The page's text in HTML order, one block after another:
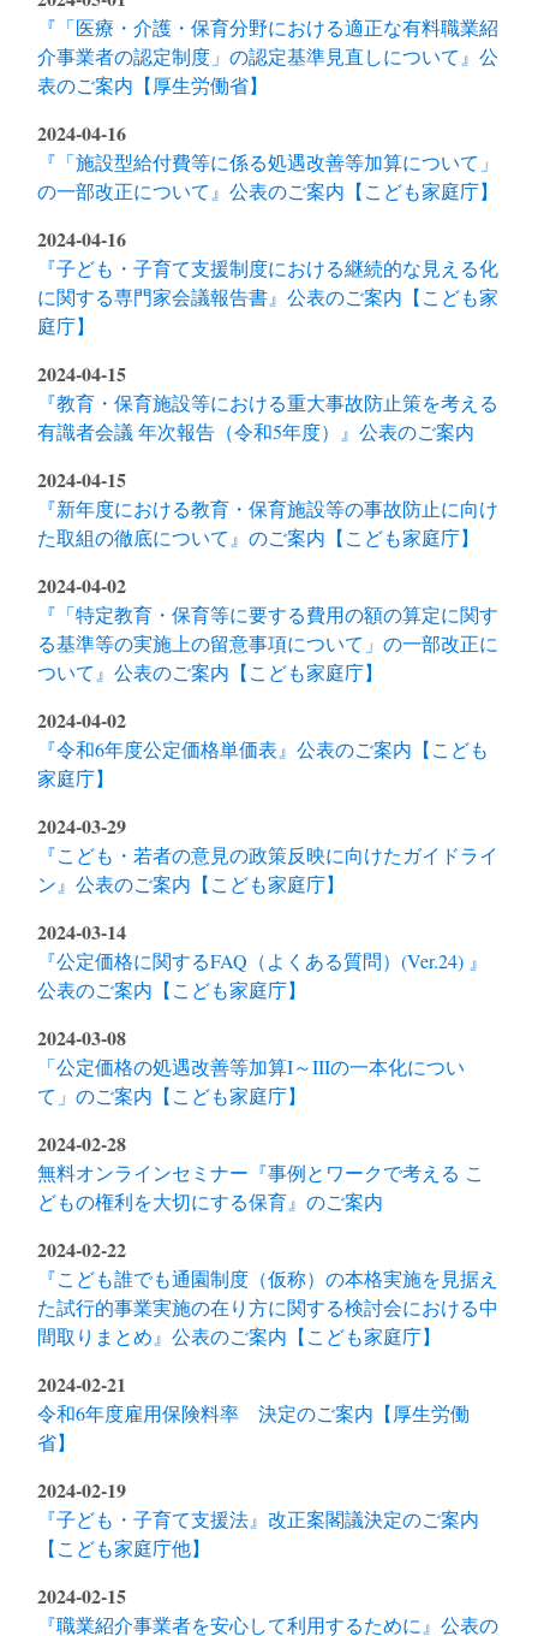
『「医療・介護・保育分野における適正な有料職業紹
介事業者の認定制度」の認定基準見直しについて』公
表のご案内【厚生労働省】
2024-04-16
『「施設型給付費等に係る処遇改善等加算について」
の一部改正について』公表のご案内【こども家庭庁】
2024-04-16
『子ども・子育て支援制度における継続的な見える化
に関する専門家会議報告書』公表のご案内【こども家
庭庁】
2024-04-15
『教育・保育施設等における重大事故防止策を考える
有識者会議 年次報告（令和5年度）』公表のご案内
2024-04-15
『新年度における教育・保育施設等の事故防止に向け
た取組の徹底について』のご案内【こども家庭庁】
2024-04-02
『「特定教育・保育等に要する費用の額の算定に関す
る基準等の実施上の留意事項について」の一部改正に
ついて』公表のご案内【こども家庭庁】
2024-04-02
『令和6年度公定価格単価表』公表のご案内【こども
家庭庁】
2024-03-29
『こども・若者の意見の政策反映に向けたガイドライ
ン』公表のご案内【こども家庭庁】
2024-03-14
『公定価格に関するFAQ（よくある質問）(Ver.24) 』
公表のご案内【こども家庭庁】
2024-03-08
「公定価格の処遇改善等加算I～IIIの一本化につい
て」のご案内【こども家庭庁】
2024-02-28
無料オンラインセミナー『事例とワークで考える こ
どもの権利を大切にする保育』のご案内
2024-02-22
『こども誰でも通園制度（仮称）の本格実施を見据え
た試行的事業実施の在り方に関する検討会における中
間取りまとめ』公表のご案内【こども家庭庁】
2024-02-21
令和6年度雇用保険料率 決定のご案内【厚生労働
省】
2024-02-19
『子ども・子育て支援法』改正案閣議決定のご案内
【こども家庭庁他】
2024-02-15
『職業紹介事業者を安心して利用するために』公表の